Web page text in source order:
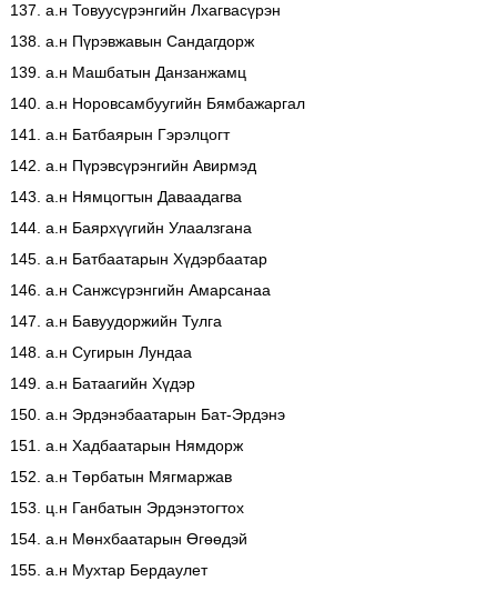
137. а.н Товуусүрэнгийн Лхагвасүрэн
138. а.н Пүрэвжавын Сандагдорж
139. а.н Машбатын Данзанжамц
140. а.н Норовсамбуугийн Бямбажаргал
141. а.н Батбаярын Гэрэлцогт
142. а.н Пүрэвсүрэнгийн Авирмэд
143. а.н Нямцогтын Даваадагва
144. а.н Баярхүүгийн Улаалзгана
145. а.н Батбаатарын Хүдэрбаатар
146. а.н Санжсүрэнгийн Амарсанаа
147. а.н Бавуудоржийн Тулга
148. а.н Сугирын Лундаа
149. а.н Батаагийн Хүдэр
150. а.н Эрдэнэбаатарын Бат-Эрдэнэ
151. а.н Хадбаатарын Нямдорж
152. а.н Төрбатын Мягмаржав
153. ц.н Ганбатын Эрдэнэтогтох
154. а.н Мөнхбаатарын Өгөөдэй
155. а.н Мухтар Бердаулет